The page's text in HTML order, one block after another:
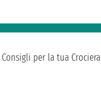
Consigli per la tua Crociera